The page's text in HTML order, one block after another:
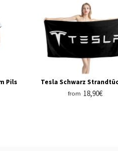
Pils
Tesla Schwarz
from 18,90€